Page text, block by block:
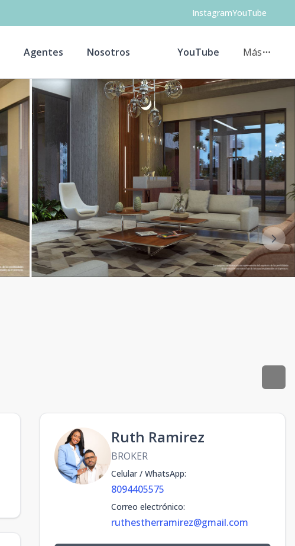
InstagramYouTube
Agentes Nosotros YouTube Más
Ruth Ramirez
BROKER
Celular / WhatsApp:
8094405575
Correo electrónico:
ruthestherramirez@gmail.com